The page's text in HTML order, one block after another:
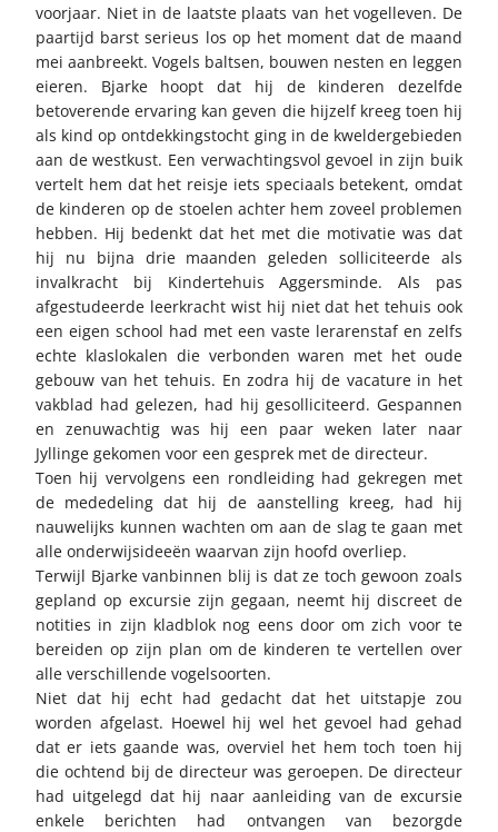
voorjaar. Niet in de laatste plaats van het vogelleven. De
paartijd barst serieus los op het moment dat de maand
mei aanbreekt. Vogels baltsen, bouwen nesten en leggen
eieren. Bjarke hoopt dat hij de kinderen dezelfde
betoverende ervaring kan geven die hijzelf kreeg toen hij
als kind op ontdekkingstocht ging in de kweldergebieden
aan de westkust. Een verwachtingsvol gevoel in zijn buik
vertelt hem dat het reisje iets speciaals betekent, omdat
de kinderen op de stoelen achter hem zoveel problemen
hebben. Hij bedenkt dat het met die motivatie was dat
hij nu bijna drie maanden geleden solliciteerde als
invalkracht bij Kindertehuis Aggersminde. Als pas
afgestudeerde leerkracht wist hij niet dat het tehuis ook
een eigen school had met een vaste lerarenstaf en zelfs
echte klaslokalen die verbonden waren met het oude
gebouw van het tehuis. En zodra hij de vacature in het
vakblad had gelezen, had hij gesolliciteerd. Gespannen
en zenuwachtig was hij een paar weken later naar
Jyllinge gekomen voor een gesprek met de directeur.
Toen hij vervolgens een rondleiding had gekregen met
de mededeling dat hij de aanstelling kreeg, had hij
nauwelijks kunnen wachten om aan de slag te gaan met
alle onderwijsideeën waarvan zijn hoofd overliep.
Terwijl Bjarke vanbinnen blij is dat ze toch gewoon zoals
gepland op excursie zijn gegaan, neemt hij discreet de
notities in zijn kladblok nog eens door om zich voor te
bereiden op zijn plan om de kinderen te vertellen over
alle verschillende vogelsoorten.
Niet dat hij echt had gedacht dat het uitstapje zou
worden afgelast. Hoewel hij wel het gevoel had gehad
dat er iets gaande was, overviel het hem toch toen hij
die ochtend bij de directeur was geroepen. De directeur
had uitgelegd dat hij naar aanleiding van de excursie
enkele berichten had ontvangen van bezorgde